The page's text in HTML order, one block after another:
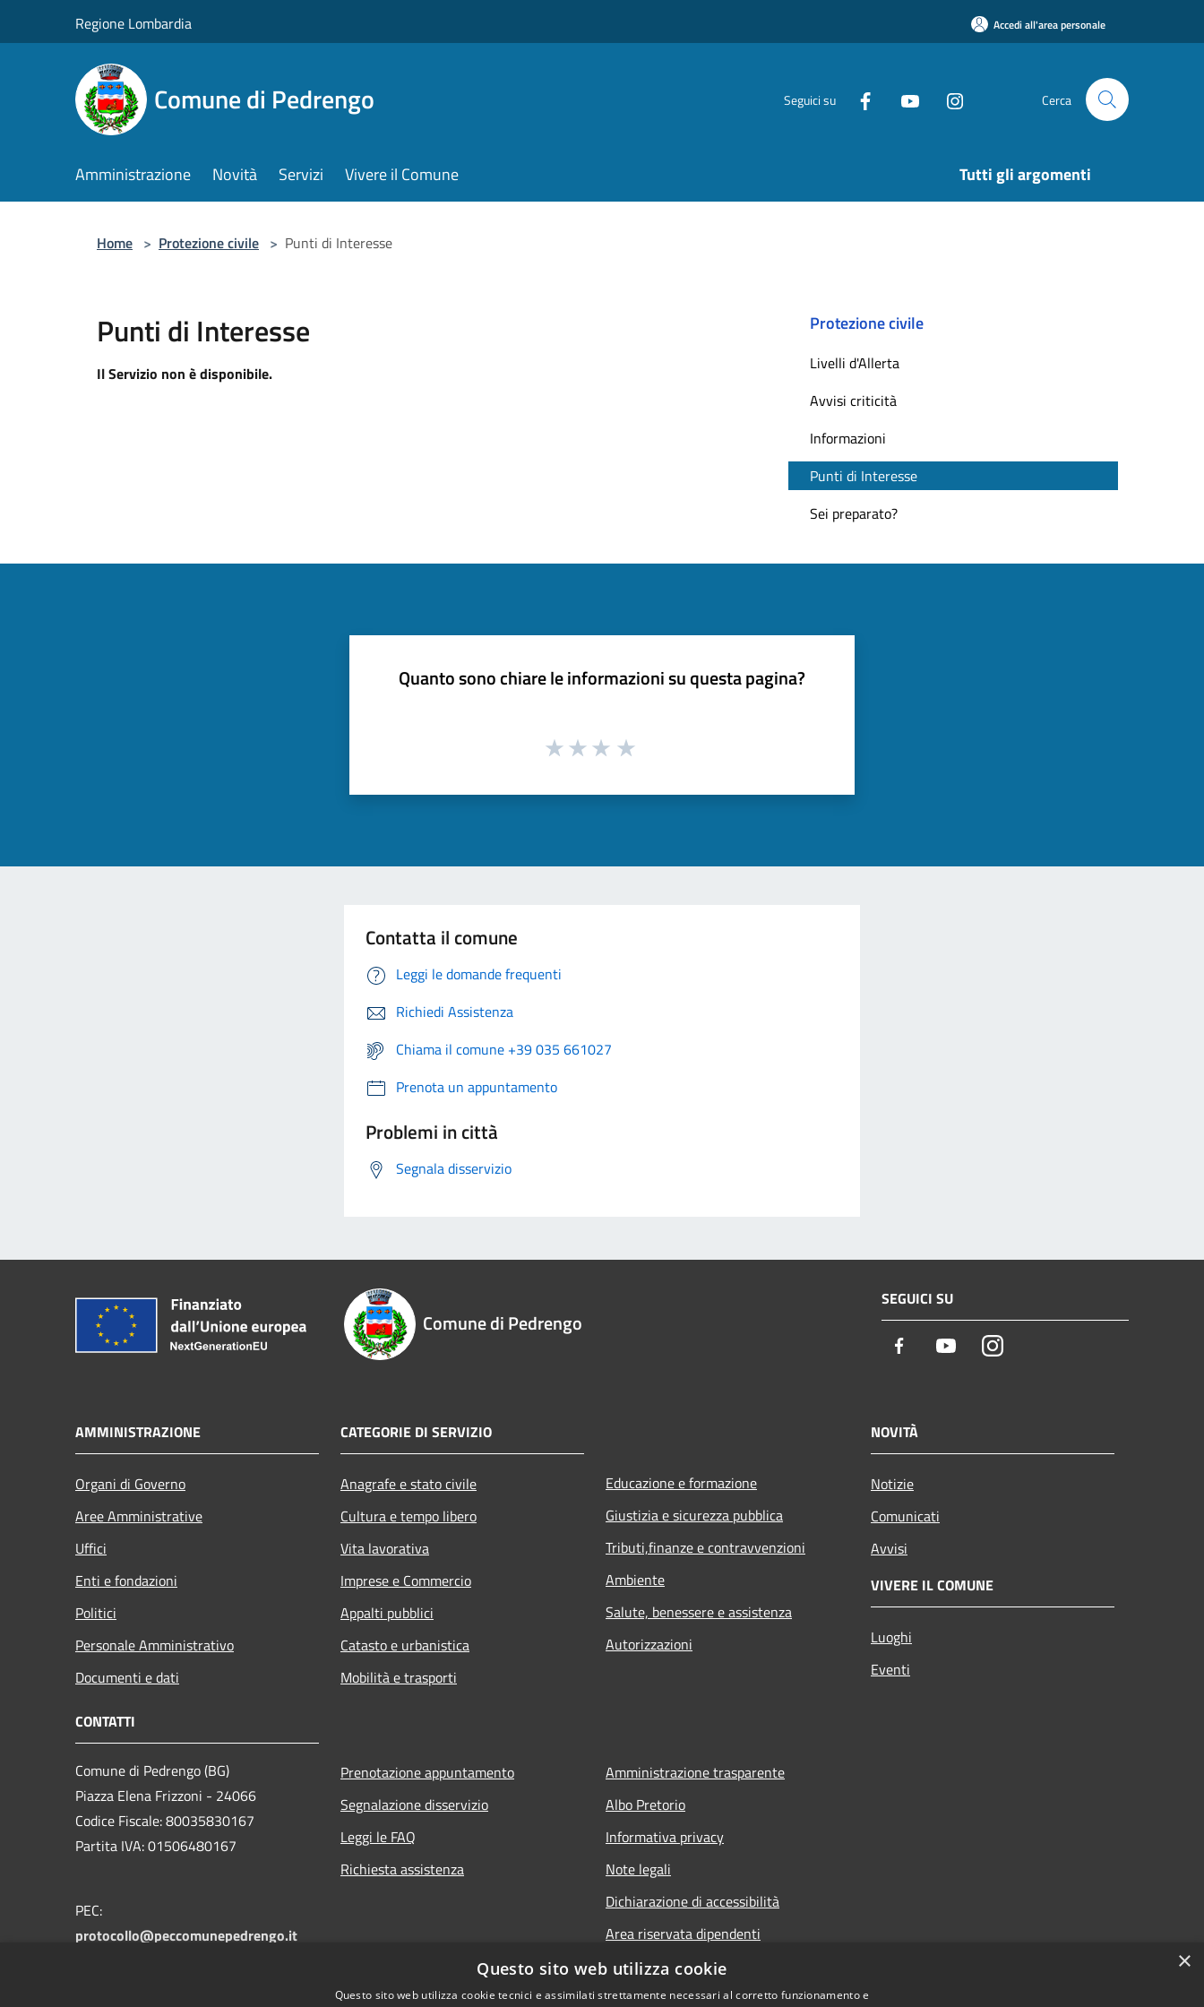
Regione Lombardia Accedi all'area personale
Comune di Pedrengo Seguici su Cerca
Amministrazione Novità Servizi Vivere il Comune Tutti gli argomenti
Home > Protezione civile > Punti di Interesse
Punti di Interesse
Il Servizio non è disponibile.
Protezione civile
Livelli d'Allerta
Avvisi criticità
Informazioni
Punti di Interesse
Sei preparato?
Quanto sono chiare le informazioni su questa pagina?
Contatta il comune
Leggi le domande frequenti
Richiedi Assistenza
Chiama il comune +39 035 661027
Prenota un appuntamento
Problemi in città
Segnala disservizio
Comune di Pedrengo
SEGUICI SU
Facebook YoutubeInstagram
AMMINISTRAZIONE
Organi di Governo
Aree Amministrative
Uffici
Enti e fondazioni
Politici
Personale Amministrativo
Documenti e dati
CATEGORIE DI SERVIZIO
Anagrafe e stato civile
Cultura e tempo libero
Vita lavorativa
Imprese e Commercio
Appalti pubblici
Catasto e urbanistica
Mobilità e trasporti
Educazione e formazione
Giustizia e sicurezza pubblica
Tributi,finanze e contravvenzioni
Ambiente
Salute, benessere e assistenza
Autorizzazioni
NOVITÀ
Notizie
Comunicati
Avvisi
VIVERE IL COMUNE
Luoghi
Eventi
CONTATTI
Comune di Pedrengo (BG)
Piazza Elena Frizzoni - 24066
Codice Fiscale: 80035830167
Partita IVA: 01506480167
PEC:
protocollo@peccomunepedrengo.it
Prenotazione appuntamento
Segnalazione disservizio
Leggi le FAQ
Richiesta assistenza
Amministrazione trasparente
Albo Pretorio
Informativa privacy
Note legali
Dichiarazione di accessibilità
Area riservata dipendenti
×
Questo sito web utilizza cookie
Questo sito web utilizza cookie tecnici e assimilati strettamente necessari al corretto funzionamento e